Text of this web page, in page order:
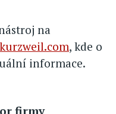
na
, kde o
informace.
firmy